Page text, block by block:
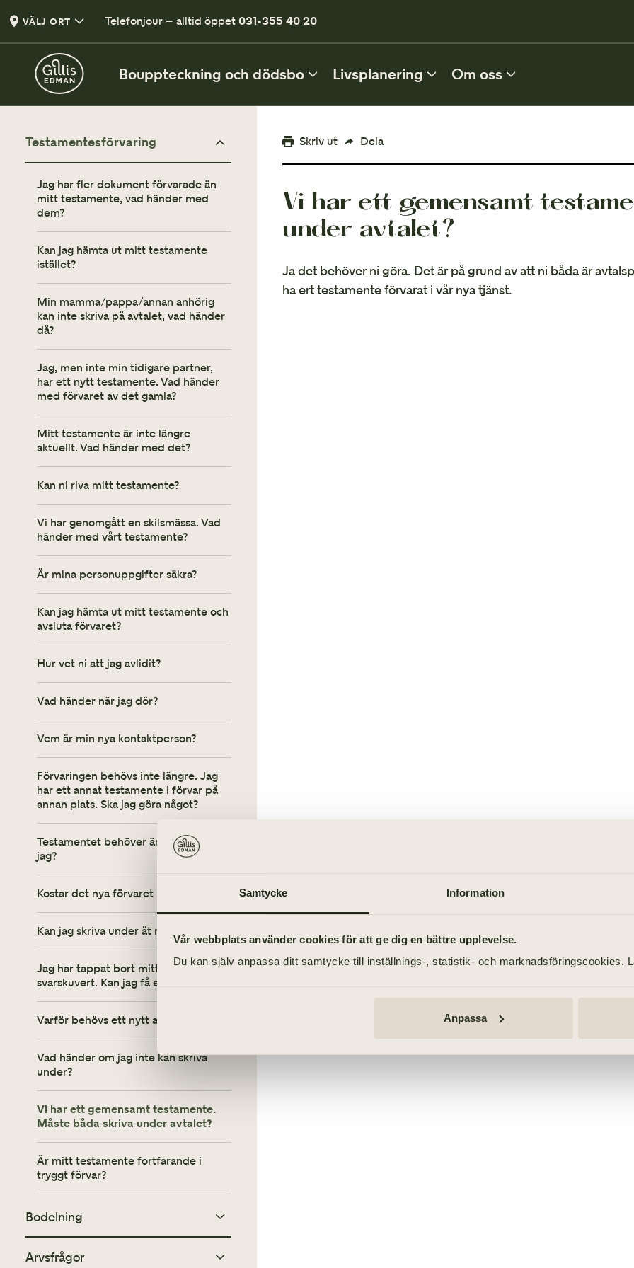
Samtycke Information
Vår webbplats använder cookies för att ge dig en bättre upplevelse.
Du kan själv anpassa ditt samtycke till inställnings-, statistik- och marknadsföringscookies.
Anpassa
VÄLJ ORT Telefonjour – alltid öppet031-355 40 20
Bouppteckning och dödsbo Livsplanering Om oss
VÅRA TJÄNSTER
Bouppteckning
Samanställning av den avlidnes tillgångar
Arvskifte och bodelning
MER INFORMATION
Testamentesförvaring
Jag har fler dokument förvarade än
mitt testamente, vad händer med
dem?
Kan jag hämta ut mitt testamente
istället?
Min mamma/pappa/annan anhörig
kan inte skriva på avtalet, vad händer
då?
Jag, men inte min tidigare partner,
har ett nytt testamente. Vad händer
med förvaret av det gamla?
Mitt testamente är inte längre
aktuellt. Vad händer med det?
Kan ni riva mitt testamente?
Vi har genomgått en skilsmässa. Vad
händer med vårt testamente?
Är mina personuppgifter säkra?
Kan jag hämta ut mitt testamente och
avsluta förvaret?
Hur vet ni att jag avlidit?
Vad händer när jag dör?
Vem är min nya kontaktperson?
Förvaringen behövs inte längre. Jag
har ett annat testamente i förvar på
annan plats. Ska jag göra något?
Testamentet behöver ändras. Hur gör
jag?
Kostar det nya förvaret något?
Kan jag skriva under åt någon annan?
Jag har tappat bort mitt avtal eller
svarskuvert. Kan jag få ett nytt?
Varför behövs ett nytt avtal?
Vad händer om jag inte kan skriva
under?
Vi har ett gemensamt testamente.
Måste båda skriva under avtalet?
Är mitt testamente fortfarande i
tryggt förvar?
Bodelning
Vad innebär det att begära 12:2?
Arvsfrågor
Skriv ut Dela
Vi har ett gemensamt
under avtalet?
Ja det behöver ni göra. Det är på grund av att ni båda är
ha ert testamente förvarat i vår nya tjänst.